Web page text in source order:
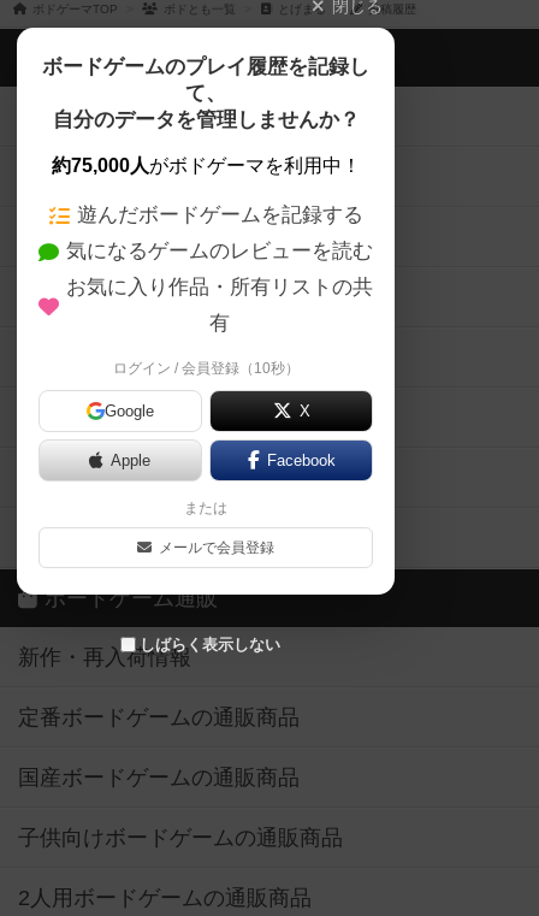
ボドゲーマTOP ボドとも一覧 とげまる 投稿履歴
閉じる
ボードゲームのプレイ履歴を記録し
て、
自分のデータを管理しませんか？
約75,000人がボドゲーマを利用中！
遊んだボードゲームを記録する
気になるゲームのレビューを読む
お気に入り作品・所有リストの共
有
ログイン / 会員登録（10秒）
Google X
Apple Facebook
または
メールで会員登録
しばらく表示しない
ボドゲーマTOP
ボードゲームを検索する
ボードゲームの新着レビュー
ボードゲーム会情報
メカニクス特集
掲示板・トピックス
ボドとも・会員一覧
ボードゲーム業界コラム
ボドゲーマご利用案内
ボードゲーム通販
新作・再入荷情報
定番ボードゲームの通販商品
国産ボードゲームの通販商品
子供向けボードゲームの通販商品
2人用ボードゲームの通販商品